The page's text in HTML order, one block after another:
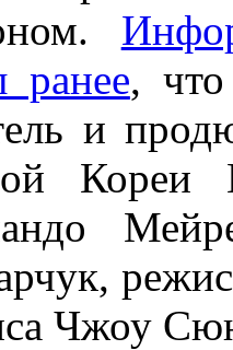
ранее,
и
Кореи
Чжоу